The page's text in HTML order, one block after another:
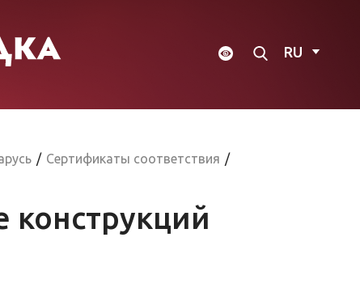
RU
/ Сертификаты соответствия /
конструкций